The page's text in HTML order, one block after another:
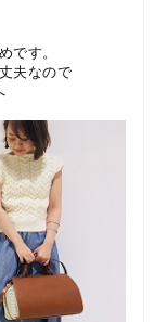
です。
夫なので